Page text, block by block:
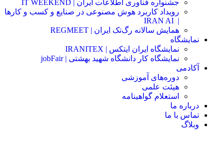
جشنواره فناوری اطلاعات ایران | IT WEEKEND
رویداد کاربرد هوش مصنوعی در صنایع و کسب و کارها
|
IRAN AI
همایش سالانه رگ‌تک ایران | REGMEET
نمایشگاه
نمایشگاه ایران ایتکس | IRANITEX
نمایشگاه کار دانشگاه شهید بهشتی | jobFair
آکادمی
دوره‌های آموزشی
هیئت علمی
استعلام گواهینامه
درباره ما
تماس با ما
وبلاگ